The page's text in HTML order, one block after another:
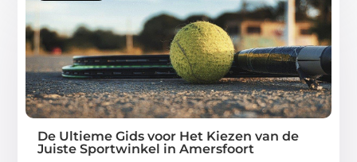
De Ultieme Gids voor Het Kiezen van de
Juiste Sportwinkel in Amersfoort